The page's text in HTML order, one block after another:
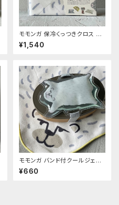
モモンガ 保冷くっつきクロス シ
ロクマ
¥1,540
モモンガ バンド付クールジェル
シロクマ
¥660